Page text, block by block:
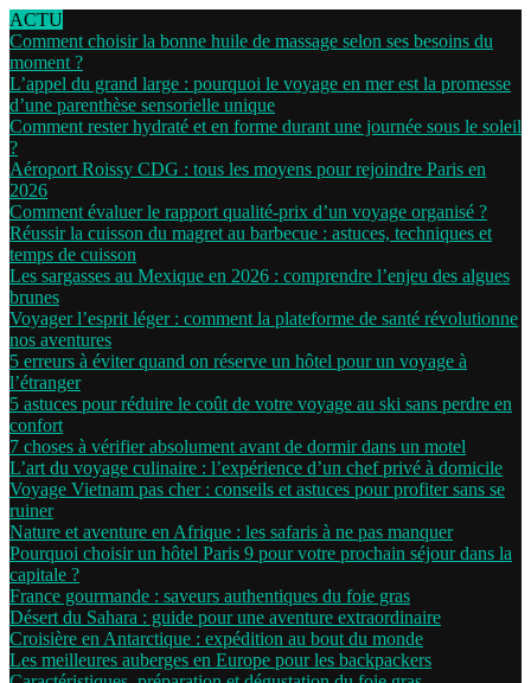
ACTU
Comment choisir la bonne huile de massage selon ses besoins du
moment ?
L’appel du grand large : pourquoi le voyage en mer est la promesse
d’une parenthèse sensorielle unique
Comment rester hydraté et en forme durant une journée sous le soleil
?
Aéroport Roissy CDG : tous les moyens pour rejoindre Paris en
2026
Comment évaluer le rapport qualité-prix d’un voyage organisé ?
Réussir la cuisson du magret au barbecue : astuces, techniques et
temps de cuisson
Les sargasses au Mexique en 2026 : comprendre l’enjeu des algues
brunes
Voyager l’esprit léger : comment la plateforme de santé révolutionne
nos aventures
5 erreurs à éviter quand on réserve un hôtel pour un voyage à
l’étranger
5 astuces pour réduire le coût de votre voyage au ski sans perdre en
confort
7 choses à vérifier absolument avant de dormir dans un motel
L’art du voyage culinaire : l’expérience d’un chef privé à domicile
Voyage Vietnam pas cher : conseils et astuces pour profiter sans se
ruiner
Nature et aventure en Afrique : les safaris à ne pas manquer
Pourquoi choisir un hôtel Paris 9 pour votre prochain séjour dans la
capitale ?
France gourmande : saveurs authentiques du foie gras
Désert du Sahara : guide pour une aventure extraordinaire
Croisière en Antarctique : expédition au bout du monde
Les meilleures auberges en Europe pour les backpackers